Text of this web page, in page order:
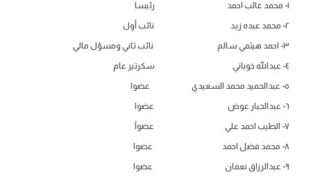
١- محمد غالب احمد رئيسا
٢- محمد عبده زيد نائب أول
٣- احمد هيثمي سالم نائب ثاني ومسؤل مالي
٤- عبدالله خوباني سكرتير عام
٥- عبدالحميد محمد السعيدي عضوا
٦- عبدالجبار عوض عضوا
٧- الطيب احمد علي عضواً
٨- محمد فضل احمد عضوا
٩- عبدالرزاق نعمان عضوا